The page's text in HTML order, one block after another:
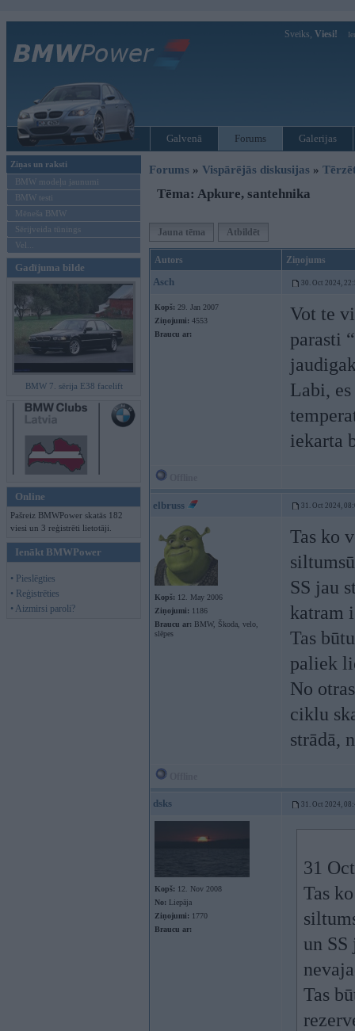
Sveiks, Viesi!
Galvenā Forums Galerijas
Ziņas un raksti
BMW modeļu jaunumi
BMW testi
Mēneša BMW
Sērijveida tūnings
Vel...
Gadījuma bilde
BMW 7. sērija E38 facelift
Online
Pašreiz BMWPower skatās 182
viesi un 3 reģistrēti lietotāji.
Ienākt BMWPower
• Pieslēgties
• Reģistrēties
• Aizmirsi paroli?
Forums » Vispārējās diskusijas »
Tēma: Apkure, santehnika
Jauna tēma Atbildēt
Autors Ziņojums
Asch 30. Oct 2024,
Kopš: 29. Jan 2007
Ziņojumi: 4553
Braucu ar:
Vot te
parasti
Labi,
iekarta
elbruss 31. Oct 2024,
Kopš: 12. May 2006
Ziņojumi: 1186
Braucu ar: BMW, Škoda, velo,
slēpes
Tas ko
SS jau
katram
Tas
paliek
No
ciklu
strādā,
dsks 31. Oct 2024,
Kopš: 12. Nov 2008
No: Liepāja
Ziņojumi: 1770
Braucu ar:
31
Tas
un SS
Tas